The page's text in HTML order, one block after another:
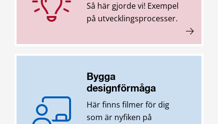
Så här gjorde vi! Exempel
på utvecklingsprocesser.
Bygga
designförmåga
Här finns filmer för dig
som är nyfiken på